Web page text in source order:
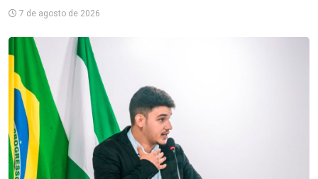
7 de agosto de 2026